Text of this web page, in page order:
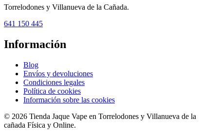
Torrelodones y Villanueva de la Cañada.
641 150 445
Información
Blog
Envíos y devoluciones
Condiciones legales
Política de cookies
Información sobre las cookies
© 2026 Tienda Jaque Vape en Torrelodones y Villanueva de la
cañada Física y Online.